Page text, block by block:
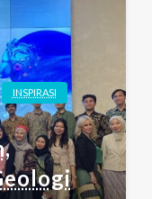
INSPIRASI